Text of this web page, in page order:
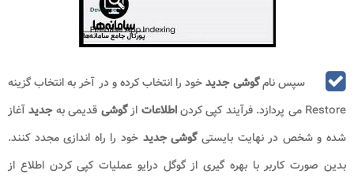
سپس نامگوشی جدیدخود را انتخاب کرده و در آخر به انتخاب گزینه
Restore می پردازد. فرآیند کپی کردن
اطلاعات ازگوشی قدیمی بهجدیدآغاز
شده و شخص در نهایت بایستی گوشی جدید خود را راه اندازی مجدد کنند.
بدین صورت کاربر با بهره گیری از گوگل درایو عملیات کپی کردن اطلاع از